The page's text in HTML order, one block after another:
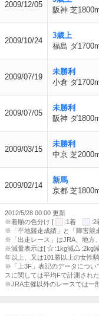
2009/12/05
阪神 芝
2009/10/24
3歳上
福島 ダ
2009/07/19
未勝利
小倉 ダ
2009/07/05
未勝利
阪神 ダ
2009/03/15
未勝利
中京 芝
2009/02/14
新馬
京都 芝
2012/5/28 00:00 更新
※着順の色分け [
:1着
※「平地競走成績」と「障害競
※「出走レース」はJRA、地方
※減量表示は[
:1kg減 :2kg
年以上、又は101勝以上の女性
※「上3F」表記のデータについ
スに関しては平均Fで計測され
※JRA主催以外のレースでは一